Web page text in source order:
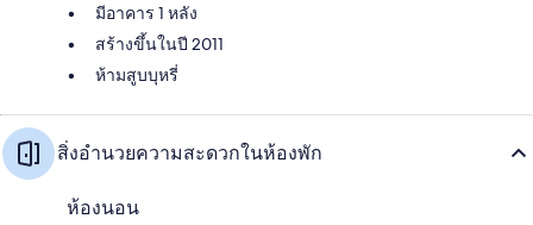
มีอาคาร 1 หลัง
สร้างขึ้นในปี 2011
ห้ามสูบบุหรี่
สิ่งอำนวยความสะดวกในห้องพัก
ห้องนอน